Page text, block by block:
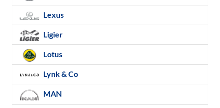
Lexus
Ligier
Lotus
Lynk & Co
MAN